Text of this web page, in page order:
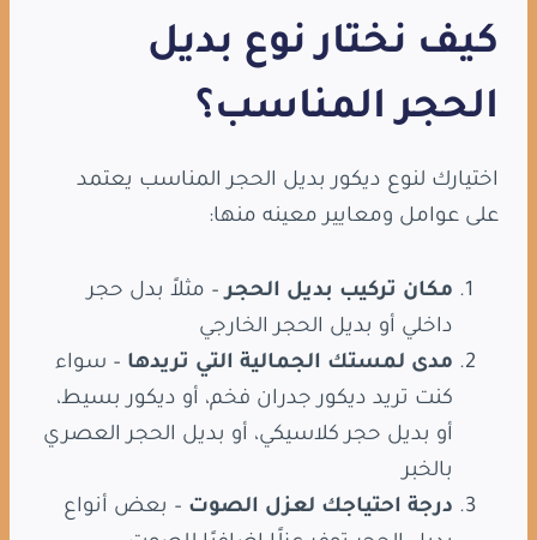
كيف نختار نوع بديل
الحجر المناسب؟
اختيارك لنوع ديكور بديل الحجر المناسب يعتمد
على عوامل ومعايير معينه منها:
مكان تركيب بديل الحجر– مثلاً بدل حجر
داخلي أو بديل الحجر الخارجي
مدى لمستك الجمالية التي تريدها – سواء
كنت تريد ديكور جدران فخم، أو ديكور بسيط،
أو بديل حجر كلاسيكي، أو بديل الحجر العصري
بالخبر
درجة احتياجك لعزل الصوت – بعض أنواع